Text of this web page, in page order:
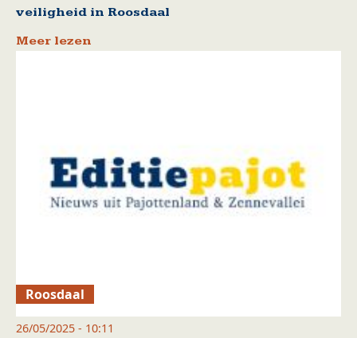
veiligheid in Roosdaal
Meer lezen
Roosdaal
26/05/2025 - 10:11